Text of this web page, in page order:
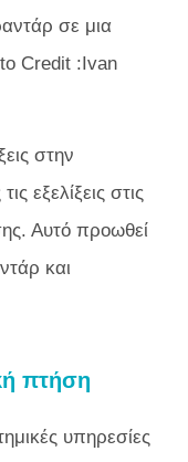
σε μια
Credit :Ivan
στην
εξελίξεις στις
Αυτό προωθεί
και
πτήση
υπηρεσίες